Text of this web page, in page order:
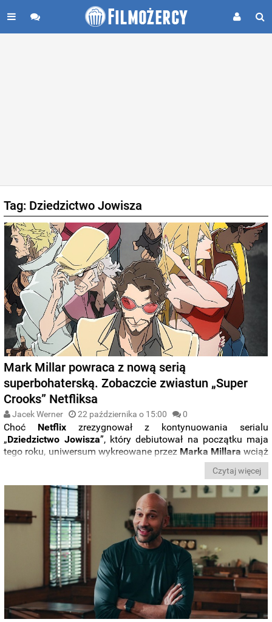
Tag: Dziedzictwo Jowisza
Mark Millar powraca z nową serią
superbohaterską. Zobaczcie zwiastun „Super
Crooks” Netfliksa
Jacek Werner 22 października o 15:00 0
Choć Netflix zrezygnował z kontynuowania serialu
„Dziedzictwo Jowisza”, który debiutował na początku maja
tego roku, uniwersum wykreowane przez Marka Millarawciąż
nowy zwiastunserii
animowanej o złoczyńcach. Rzućcie okiem jak prezentuje się
„Super Crooks”.
Czytaj więcej